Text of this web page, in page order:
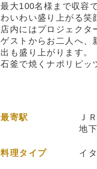
最大100名様まで収容
わいわい盛り上がる笑
店内にはプロジェクタ
ゲストからお二人へ
出も盛り上がります。
石釜で焼くナポリピッ
最寄駅
Ｊ
地
料理タイプ イ